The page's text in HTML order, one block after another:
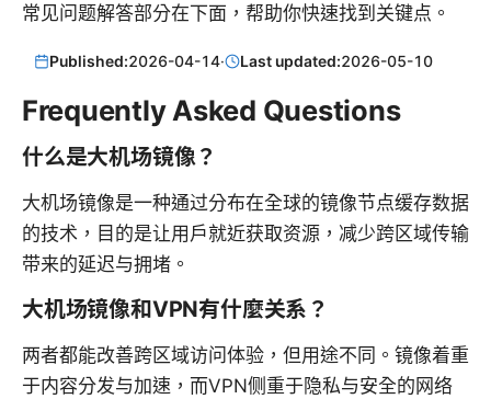
常见问题解答部分在下面，帮助你快速找到关键点。
Published:2026-04-14· Last updated:2026-05-10
Frequently Asked Questions
什么是大机场镜像？
大机场镜像是一种通过分布在全球的镜像节点缓存数据
的技术，目的是让用户就近获取资源，减少跨区域传输
带来的延迟与拥堵。
大机场镜像和VPN有什麼关系？
两者都能改善跨区域访问体验，但用途不同。镜像着重
于内容分发与加速，而VPN侧重于隐私与安全的网络